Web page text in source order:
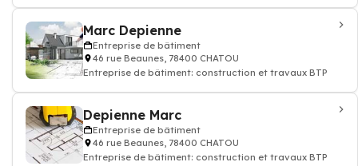
Marc Depienne
Entreprise de bâtiment
46 rue Beaunes, 78400 CHATOU
Entreprise de bâtiment: construction et travaux BTP
Depienne Marc
Entreprise de bâtiment
46 rue Beaunes, 78400 CHATOU
Entreprise de bâtiment: construction et travaux BTP